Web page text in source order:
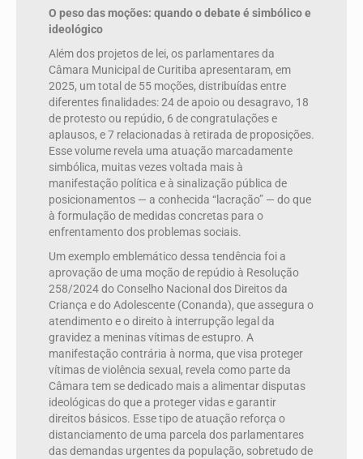
O peso das moções: quando o debate é simbólico e
ideológico
Além dos projetos de lei, os parlamentares da
Câmara Municipal de Curitiba apresentaram, em
2025, um total de 55 moções, distribuídas entre
diferentes finalidades: 24 de apoio ou desagravo, 18
de protesto ou repúdio, 6 de congratulações e
aplausos, e 7 relacionadas à retirada de proposições.
Esse volume revela uma atuação marcadamente
simbólica, muitas vezes voltada mais à
manifestação política e à sinalização pública de
posicionamentos — a conhecida “lacração” — do que
à formulação de medidas concretas para o
enfrentamento dos problemas sociais.
Um exemplo emblemático dessa tendência foi a
aprovação de uma moção de repúdio à Resolução
258/2024 do Conselho Nacional dos Direitos da
Criança e do Adolescente (Conanda), que assegura o
atendimento e o direito à interrupção legal da
gravidez a meninas vítimas de estupro. A
manifestação contrária à norma, que visa proteger
vítimas de violência sexual, revela como parte da
Câmara tem se dedicado mais a alimentar disputas
ideológicas do que a proteger vidas e garantir
direitos básicos. Esse tipo de atuação reforça o
distanciamento de uma parcela dos parlamentares
das demandas urgentes da população, sobretudo de